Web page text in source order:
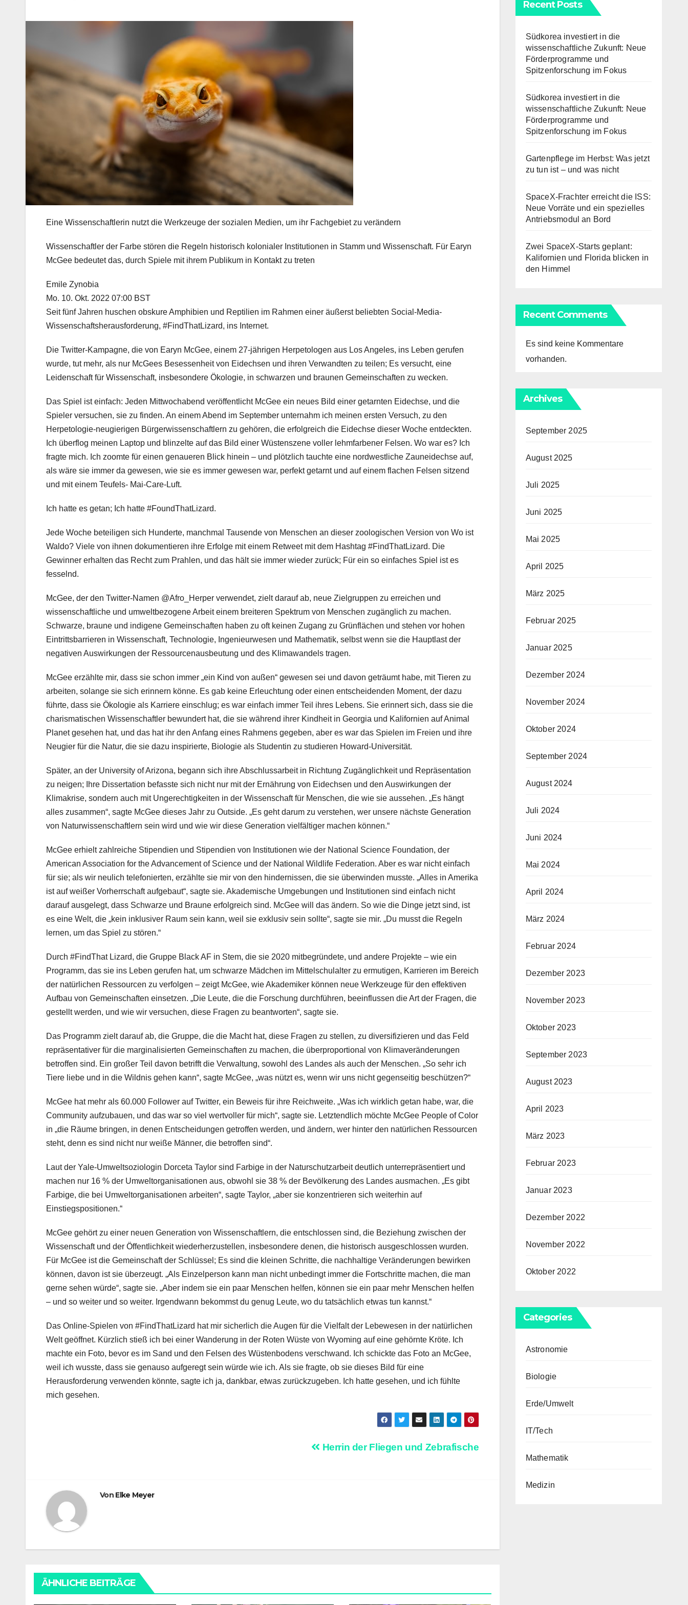
Eine Wissenschaftlerin nutzt die Werkzeuge der sozialen Medien, um ihr Fachgebiet zu verändern
Wissenschaftler der Farbe stören die Regeln historisch kolonialer Institutionen in Stamm und Wissenschaft. Für Earyn
McGee bedeutet das, durch Spiele mit ihrem Publikum in Kontakt zu treten
Emile Zynobia
Mo. 10. Okt. 2022 07:00 BST
Seit fünf Jahren huschen obskure Amphibien und Reptilien im Rahmen einer äußerst beliebten Social-Media-
Wissenschaftsherausforderung, #FindThatLizard, ins Internet.
Die Twitter-Kampagne, die von Earyn McGee, einem 27-jährigen Herpetologen aus Los Angeles, ins Leben gerufen
wurde, tut mehr, als nur McGees Besessenheit von Eidechsen und ihren Verwandten zu teilen; Es versucht, eine
Leidenschaft für Wissenschaft, insbesondere Ökologie, in schwarzen und braunen Gemeinschaften zu wecken.
Das Spiel ist einfach: Jeden Mittwochabend veröffentlicht McGee ein neues Bild einer getarnten Eidechse, und die
Spieler versuchen, sie zu finden. An einem Abend im September unternahm ich meinen ersten Versuch, zu den
Herpetologie-neugierigen Bürgerwissenschaftlern zu gehören, die erfolgreich die Eidechse dieser Woche entdeckten.
Ich überflog meinen Laptop und blinzelte auf das Bild einer Wüstenszene voller lehmfarbener Felsen. Wo war es? Ich
fragte mich. Ich zoomte für einen genaueren Blick hinein – und plötzlich tauchte eine nordwestliche Zauneidechse auf,
als wäre sie immer da gewesen, wie sie es immer gewesen war, perfekt getarnt und auf einem flachen Felsen sitzend
und mit einem Teufels- Mai-Care-Luft.
Ich hatte es getan; Ich hatte #FoundThatLizard.
Jede Woche beteiligen sich Hunderte, manchmal Tausende von Menschen an dieser zoologischen Version von Wo ist
Waldo? Viele von ihnen dokumentieren ihre Erfolge mit einem Retweet mit dem Hashtag #FindThatLizard. Die
Gewinner erhalten das Recht zum Prahlen, und das hält sie immer wieder zurück; Für ein so einfaches Spiel ist es
fesselnd.
McGee, der den Twitter-Namen @Afro_Herper verwendet, zielt darauf ab, neue Zielgruppen zu erreichen und
wissenschaftliche und umweltbezogene Arbeit einem breiteren Spektrum von Menschen zugänglich zu machen.
Schwarze, braune und indigene Gemeinschaften haben zu oft keinen Zugang zu Grünflächen und stehen vor hohen
Eintrittsbarrieren in Wissenschaft, Technologie, Ingenieurwesen und Mathematik, selbst wenn sie die Hauptlast der
negativen Auswirkungen der Ressourcenausbeutung und des Klimawandels tragen.
McGee erzählte mir, dass sie schon immer „ein Kind von außen“ gewesen sei und davon geträumt habe, mit Tieren zu
arbeiten, solange sie sich erinnern könne. Es gab keine Erleuchtung oder einen entscheidenden Moment, der dazu
führte, dass sie Ökologie als Karriere einschlug; es war einfach immer Teil ihres Lebens. Sie erinnert sich, dass sie die
charismatischen Wissenschaftler bewundert hat, die sie während ihrer Kindheit in Georgia und Kalifornien auf Animal
Planet gesehen hat, und das hat ihr den Anfang eines Rahmens gegeben, aber es war das Spielen im Freien und ihre
Neugier für die Natur, die sie dazu inspirierte, Biologie als Studentin zu studieren Howard-Universität.
Später, an der University of Arizona, begann sich ihre Abschlussarbeit in Richtung Zugänglichkeit und Repräsentation
zu neigen; Ihre Dissertation befasste sich nicht nur mit der Ernährung von Eidechsen und den Auswirkungen der
Klimakrise, sondern auch mit Ungerechtigkeiten in der Wissenschaft für Menschen, die wie sie aussehen. „Es hängt
alles zusammen“, sagte McGee dieses Jahr zu Outside. „Es geht darum zu verstehen, wer unsere nächste Generation
von Naturwissenschaftlern sein wird und wie wir diese Generation vielfältiger machen können.“
McGee erhielt zahlreiche Stipendien und Stipendien von Institutionen wie der National Science Foundation, der
American Association for the Advancement of Science und der National Wildlife Federation. Aber es war nicht einfach
für sie; als wir neulich telefonierten, erzählte sie mir von den hindernissen, die sie überwinden musste. „Alles in Amerika
ist auf weißer Vorherrschaft aufgebaut“, sagte sie. Akademische Umgebungen und Institutionen sind einfach nicht
darauf ausgelegt, dass Schwarze und Braune erfolgreich sind. McGee will das ändern. So wie die Dinge jetzt sind, ist
es eine Welt, die „kein inklusiver Raum sein kann, weil sie exklusiv sein sollte“, sagte sie mir. „Du musst die Regeln
lernen, um das Spiel zu stören.“
Durch #FindThat Lizard, die Gruppe Black AF in Stem, die sie 2020 mitbegründete, und andere Projekte – wie ein
Programm, das sie ins Leben gerufen hat, um schwarze Mädchen im Mittelschulalter zu ermutigen, Karrieren im Bereich
der natürlichen Ressourcen zu verfolgen – zeigt McGee, wie Akademiker können neue Werkzeuge für den effektiven
Aufbau von Gemeinschaften einsetzen. „Die Leute, die die Forschung durchführen, beeinflussen die Art der Fragen, die
gestellt werden, und wie wir versuchen, diese Fragen zu beantworten“, sagte sie.
Das Programm zielt darauf ab, die Gruppe, die die Macht hat, diese Fragen zu stellen, zu diversifizieren und das Feld
repräsentativer für die marginalisierten Gemeinschaften zu machen, die überproportional von Klimaveränderungen
betroffen sind. Ein großer Teil davon betrifft die Verwaltung, sowohl des Landes als auch der Menschen. „So sehr ich
Tiere liebe und in die Wildnis gehen kann“, sagte McGee, „was nützt es, wenn wir uns nicht gegenseitig beschützen?“
McGee hat mehr als 60.000 Follower auf Twitter, ein Beweis für ihre Reichweite. „Was ich wirklich getan habe, war, die
Community aufzubauen, und das war so viel wertvoller für mich“, sagte sie. Letztendlich möchte McGee People of Color
in „die Räume bringen, in denen Entscheidungen getroffen werden, und ändern, wer hinter den natürlichen Ressourcen
steht, denn es sind nicht nur weiße Männer, die betroffen sind“.
Laut der Yale-Umweltsoziologin Dorceta Taylor sind Farbige in der Naturschutzarbeit deutlich unterrepräsentiert und
machen nur 16 % der Umweltorganisationen aus, obwohl sie 38 % der Bevölkerung des Landes ausmachen. „Es gibt
Farbige, die bei Umweltorganisationen arbeiten“, sagte Taylor, „aber sie konzentrieren sich weiterhin auf
Einstiegspositionen.“
McGee gehört zu einer neuen Generation von Wissenschaftlern, die entschlossen sind, die Beziehung zwischen der
Wissenschaft und der Öffentlichkeit wiederherzustellen, insbesondere denen, die historisch ausgeschlossen wurden.
Für McGee ist die Gemeinschaft der Schlüssel; Es sind die kleinen Schritte, die nachhaltige Veränderungen bewirken
können, davon ist sie überzeugt. „Als Einzelperson kann man nicht unbedingt immer die Fortschritte machen, die man
gerne sehen würde“, sagte sie. „Aber indem sie ein paar Menschen helfen, können sie ein paar mehr Menschen helfen
– und so weiter und so weiter. Irgendwann bekommst du genug Leute, wo du tatsächlich etwas tun kannst.“
Das Online-Spielen von #FindThatLizard hat mir sicherlich die Augen für die Vielfalt der Lebewesen in der natürlichen
Welt geöffnet. Kürzlich stieß ich bei einer Wanderung in der Roten Wüste von Wyoming auf eine gehörnte Kröte. Ich
machte ein Foto, bevor es im Sand und den Felsen des Wüstenbodens verschwand. Ich schickte das Foto an McGee,
weil ich wusste, dass sie genauso aufgeregt sein würde wie ich. Als sie fragte, ob sie dieses Bild für eine
Herausforderung verwenden könnte, sagte ich ja, dankbar, etwas zurückzugeben. Ich hatte gesehen, und ich fühlte
mich gesehen.
Herrin der Fliegen und Zebrafische
Von Elke Meyer
ÄHNLICHE BEITRÄGE
Recent Posts
Südkorea investiert in die
wissenschaftliche Zukunft: Neue
Förderprogramme und
Spitzenforschung im Fokus
Südkorea investiert in die
wissenschaftliche Zukunft: Neue
Förderprogramme und
Spitzenforschung im Fokus
Gartenpflege im Herbst: Was jetzt
zu tun ist – und was nicht
SpaceX-Frachter erreicht die ISS:
Neue Vorräte und ein spezielles
Antriebsmodul an Bord
Zwei SpaceX-Starts geplant:
Kalifornien und Florida blicken in
den Himmel
Recent Comments
Es sind keine Kommentare
vorhanden.
Archives
September 2025
August 2025
Juli 2025
Juni 2025
Mai 2025
April 2025
März 2025
Februar 2025
Januar 2025
Dezember 2024
November 2024
Oktober 2024
September 2024
August 2024
Juli 2024
Juni 2024
Mai 2024
April 2024
März 2024
Februar 2024
Dezember 2023
November 2023
Oktober 2023
September 2023
August 2023
April 2023
März 2023
Februar 2023
Januar 2023
Dezember 2022
November 2022
Oktober 2022
Categories
Astronomie
Biologie
Erde/Umwelt
IT/Tech
Mathematik
Medizin